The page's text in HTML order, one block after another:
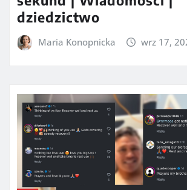
dziedzictwo
Maria Konopnicka wrz 17,